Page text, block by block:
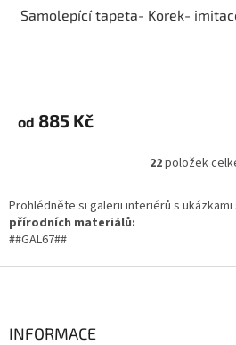
Samolepící tapeta- Korek-
od 885 Kč
O
l
c
22položek
Prohlédněte si galerii interiérů s
přírodních materiálů:
##GAL67##
INFORMACE